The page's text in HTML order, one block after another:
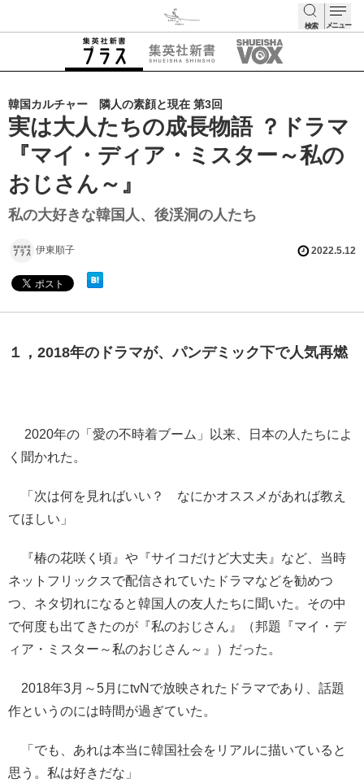
検索 メニュー
韓国カルチャー 隣人の素顔と現在 第3回
実は大人たちの成長物語 ？ドラマ
『マイ・ディア・ミスター～私の
おじさん～』
私の大好きな韓国人、後渓洞の人たち
伊東順子 2022.5.12
１，2018年のドラマが、パンデミック下で人気再燃
2020年の「愛の不時着ブーム」以来、日本の人たちによ
く聞かれた。
「次は何を見ればいい？ なにかオススメがあれば教え
てほしい」
『椿の花咲く頃』や『サイコだけど大丈夫』など、当時
ネットフリックスで配信されていたドラマなどを勧めつ
つ、ネタ切れになると韓国人の友人たちに聞いた。その中
で何度も出てきたのが『私のおじさん』（邦題『マイ・デ
ィア・ミスター～私のおじさん～』）だった。
2018年3月～5月にtvNで放映されたドラマであり、話題
作というのには時間が過ぎていた。
「でも、あれは本当に韓国社会をリアルに描いていると
思う。私は好きだな」